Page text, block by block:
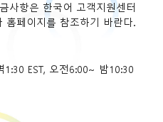
사항은 한국어 고객지원센터
홈페이지를 참조하기 바란다.
EST, 오전6:00~ 밤10:30